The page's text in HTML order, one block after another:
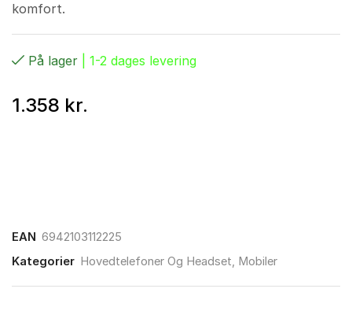
komfort.
På lager | 1-2 dages levering
1.358 kr.
EAN 6942103112225
Kategorier Hovedtelefoner Og Headset, Mobiler